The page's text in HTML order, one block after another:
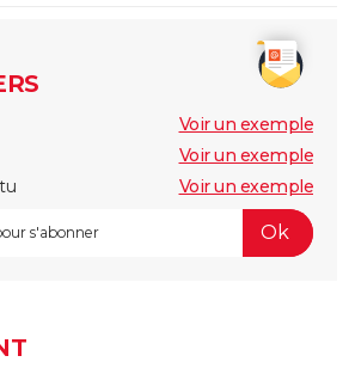
Voir un exemple
Voir un exemple
Voir un exemple